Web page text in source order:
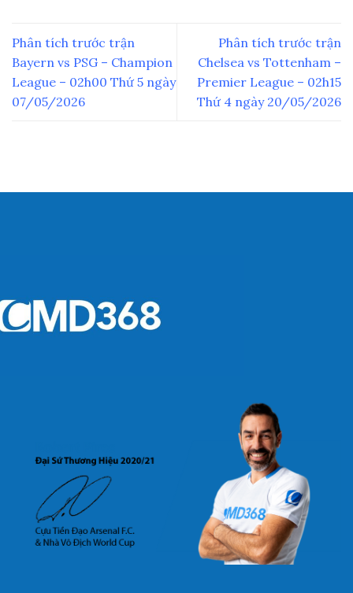
Phân tích trước trận
Bayern vs PSG – Champion
League – 02h00 Thứ 5 ngày
07/05/2026
Phân tích trước trận
Chelsea vs Tottenham –
Premier League – 02h15
Thứ 4 ngày 20/05/2026